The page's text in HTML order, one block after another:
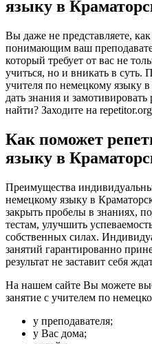
языку в
Вы даже не представляете,
понимающим ваш
который требует от вас не
учиться, но и вникать в суть.
учителя по немецкому языку
дать знания и замотивировать
найти? Заходите на
Как поможет
языку в
Преимущества
немецкому языку в
закрыть пробелы в знаниях,
тестам, улучшить
собственных силах.
занятий гарантированно
результат не заставит себя
На нашем сайте Вы можете
занятие с учителем по
у преподавателя;
у Вас дома;